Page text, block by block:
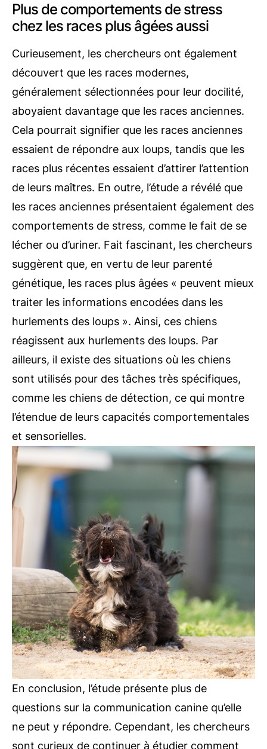
Plus de comportements de stress
chez les races plus âgées aussi
Curieusement, les chercheurs ont également
découvert que les races modernes,
généralement sélectionnées pour leur docilité,
aboyaient davantage que les races anciennes.
Cela pourrait signifier que les races anciennes
essaient de répondre aux loups, tandis que les
races plus récentes essaient d’attirer l’attention
de leurs maîtres. En outre, l’étude a révélé que
les races anciennes présentaient également des
comportements de stress, comme le fait de se
lécher ou d’uriner. Fait fascinant, les chercheurs
suggèrent que, en vertu de leur parenté
génétique, les races plus âgées « peuvent mieux
traiter les informations encodées dans les
hurlements des loups ». Ainsi, ces chiens
réagissent aux hurlements des loups. Par
ailleurs, il existe des situations où les chiens
sont utilisés pour des tâches très spécifiques,
comme les chiens de détection, ce qui montre
l’étendue de leurs capacités comportementales
et sensorielles.
En conclusion, l’étude présente plus de
questions sur la communication canine qu’elle
ne peut y répondre. Cependant, les chercheurs
sont curieux de continuer à étudier comment